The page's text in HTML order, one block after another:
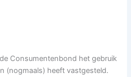
Consumentenbond het gebruik
(nogmaals) heeft vastgesteld.